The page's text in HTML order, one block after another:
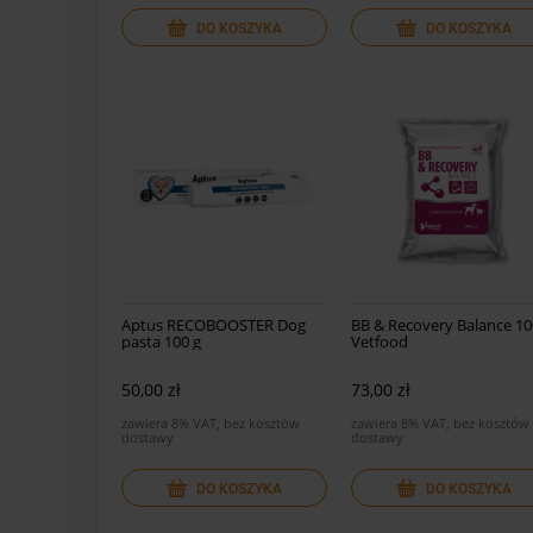
DO KOSZYKA DO KOSZYKA
Aptus RECOBOOSTER Dog
pasta 100 g
50,00 zł
zawiera 8% VAT, bez kosztów
dostawy
DO KOSZYKA
BB & Recovery Balance
Vetfood
73,00 zł
zawiera 8% VAT, bez kosztów
dostawy
DO KOSZYKA